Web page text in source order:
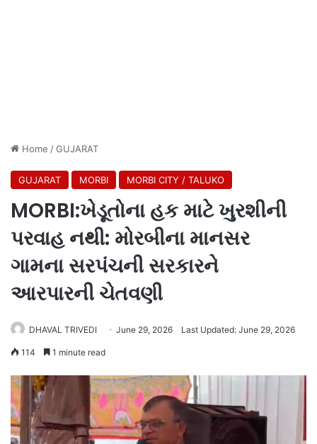
Home /GUJARAT
GUJARAT MORBI MORBI CITY / TALUKO
MORBI:ખેડૂતોના હક માટે ખુરશીની
પરવાહ નથી: મોરબીના માનસર
ગામના સરપંચની સરકારને
આરપારની ચેતવણી
DHAVAL TRIVEDI June 29, 2026 Last Updated: June 29, 2026
114 1 minute read